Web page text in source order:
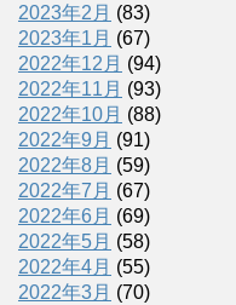
2023年2月 (83)
2023年1月 (67)
2022年12月 (94)
2022年11月 (93)
2022年10月 (88)
2022年9月 (91)
2022年8月 (59)
2022年7月 (67)
2022年6月 (69)
2022年5月 (58)
2022年4月 (55)
2022年3月 (70)